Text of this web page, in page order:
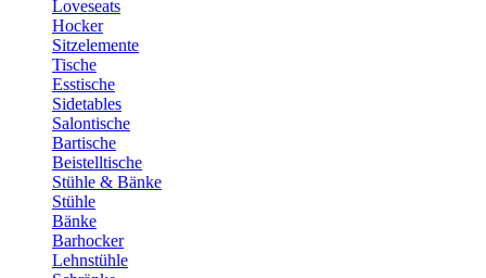
Loveseats
Hocker
Sitzelemente
Tische
Esstische
Sidetables
Salontische
Bartische
Beistelltische
Stühle & Bänke
Stühle
Bänke
Barhocker
Lehnstühle